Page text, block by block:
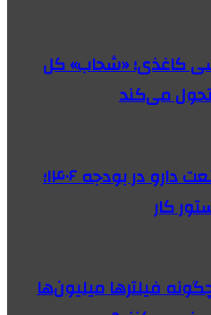
کاغذی؛ «شحاب» کل
می‌کند
تسویه بدهی‌های صنعت دارو در بودجه ۱۴۰۶؛
کار
فیلترها میلیون‌ها